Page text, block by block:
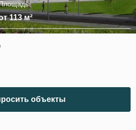
113 м²
объекты